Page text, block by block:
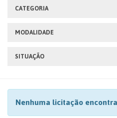
CATEGORIA
MODALIDADE
SITUAÇÃO
Nenhuma licitação